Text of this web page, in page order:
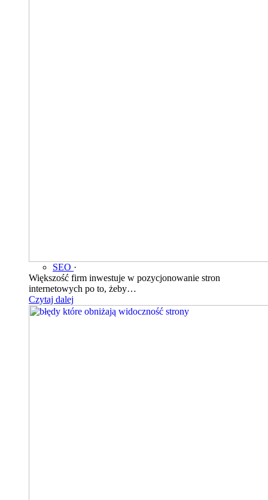
SEO ·
Większość firm inwestuje w pozycjonowanie stron
internetowych po to, żeby…
Czytaj dalej